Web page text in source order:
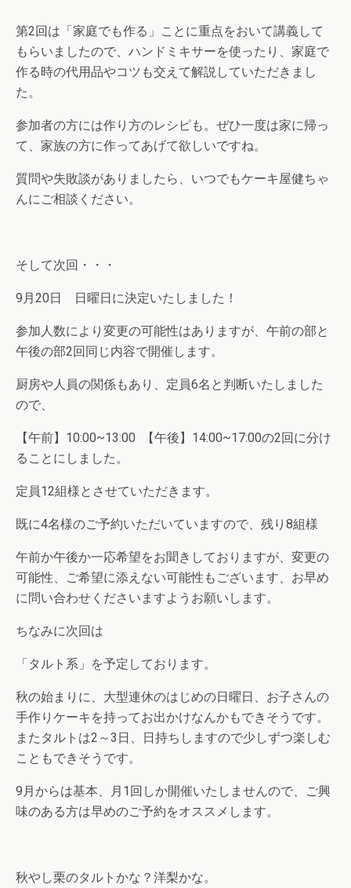
第2回は「家庭でも作る」ことに重点をおいて講義して
もらいましたので、ハンドミキサーを使ったり、家庭で
作る時の代用品やコツも交えて解説していただきまし
た。
参加者の方には作り方のレシピも。ぜひ一度は家に帰っ
て、家族の方に作ってあげて欲しいですね。
質問や失敗談がありましたら、いつでもケーキ屋健ちゃ
んにご相談ください。
そして次回・・・
9月20日 日曜日に決定いたしました！
参加人数により変更の可能性はありますが、午前の部と
午後の部2回同じ内容で開催します。
厨房や人員の関係もあり、定員6名と判断いたしました
ので、
【午前】10:00~13:00 【午後】14:00~17:00の2回に分け
ることにしました。
定員12組様とさせていただきます。
既に4名様のご予約いただいていますので、残り8組様
午前か午後か一応希望をお聞きしておりますが、変更の
可能性、ご希望に添えない可能性もございます、お早め
に問い合わせくださいますようお願いします。
ちなみに次回は
「タルト系」を予定しております。
秋の始まりに、大型連休のはじめの日曜日、お子さんの
手作りケーキを持ってお出かけなんかもできそうです。
またタルトは2～3日、日持ちしますので少しずつ楽しむ
こともできそうです。
9月からは基本、月1回しか開催いたしませんので、ご興
味のある方は早めのご予約をオススメします。
秋やし栗のタルトかな？洋梨かな。